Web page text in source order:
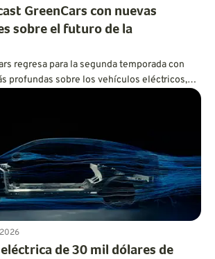
GreenCars con nuevas
sobre el futuro de la
regresa para la segunda temporada con
profundas sobre los vehículos eléctricos,
la tecnología de las baterías y el
2026
de 30 mil dólares de